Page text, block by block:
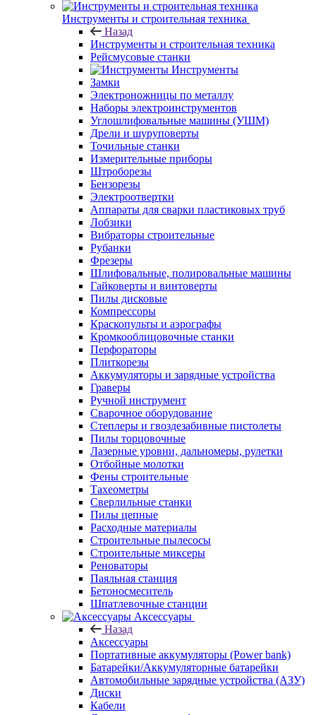
Инструменты и строительная техника
Назад
Инструменты и строительная техника
Рейсмусовые станки
Инструменты
Замки
Электроножницы по металлу
Наборы электроинструментов
Углошлифовальные машины (УШМ)
Дрели и шуруповерты
Точильные станки
Измерительные приборы
Штроборезы
Бензорезы
Электроотвертки
Аппараты для сварки пластиковых труб
Лобзики
Вибраторы строительные
Рубанки
Фрезеры
Шлифовальные, полировальные машины
Гайковерты и винтоверты
Пилы дисковые
Компрессоры
Краскопульты и аэрографы
Кромкооблицовочные станки
Перфораторы
Плиткорезы
Аккумуляторы и зарядные устройства
Граверы
Ручной инструмент
Сварочное оборудование
Степлеры и гвоздезабивные пистолеты
Пилы торцовочные
Лазерные уровни, дальномеры, рулетки
Отбойные молотки
Фены строительные
Тахеометры
Сверлильные станки
Пилы цепные
Расходные материалы
Строительные пылесосы
Строительные миксеры
Реноваторы
Паяльная станция
Бетоносмеситель
Шпатлевочные станции
Аксессуары
Назад
Аксессуары
Портативные аккумуляторы (Power bank)
Батарейки/Аккумуляторные батарейки
Автомобильные зарядные устройства (АЗУ)
Диски
Кабели